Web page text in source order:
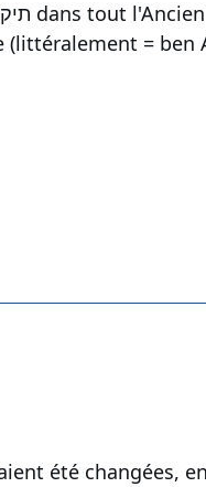
= ben
été changées,